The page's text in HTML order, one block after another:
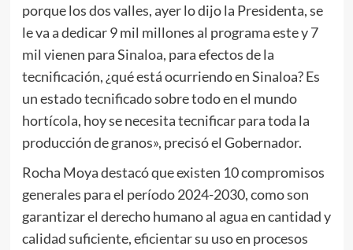
porque los dos valles, ayer lo dijo la Presidenta, se
le va a dedicar 9 mil millones al programa este y 7
mil vienen para Sinaloa, para efectos de la
tecnificación, ¿qué está ocurriendo en Sinaloa? Es
un estado tecnificado sobre todo en el mundo
hortícola, hoy se necesita tecnificar para toda la
producción de granos», precisó el Gobernador.
Rocha Moya destacó que existen 10 compromisos
generales para el período 2024-2030, como son
garantizar el derecho humano al agua en cantidad y
calidad suficiente, eficientar su uso en procesos